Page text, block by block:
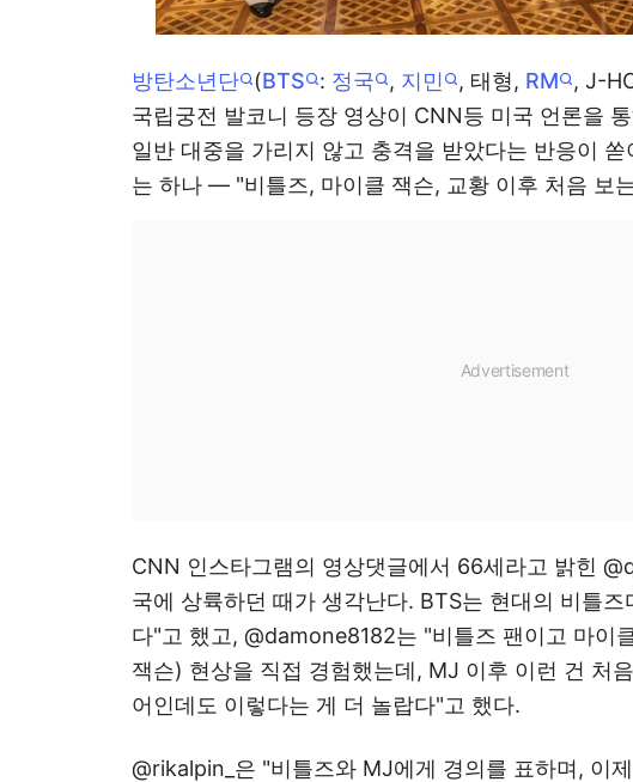
방탄소년단 (BTS : 정국 , 지민 , 태형, RM , J-
국립궁전 발코니 등장 영상이 CNN등 미국 언론을
일반 대중을 가리지 않고 충격을 받았다는 반응이
는 하나 — "비틀즈, 마이클 잭슨, 교황 이후 처음 보
CNN 인스타그램의 영상댓글에서 66세라고 밝힌
국에 상륙하던 때가 생각난다. BTS는 현대의 비틀
다"고 했고, @damone8182는 "비틀즈 팬이고 마이
잭슨) 현상을 직접 경험했는데, MJ 이후 이런 건 처
어인데도 이렇다는 게 더 놀랍다"고 했다.
@rikalpin_은 "비틀즈와 MJ에게 경의를 표하며, 이